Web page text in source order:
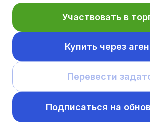
Участвовать в
Купить через
Перевести
Подписаться на